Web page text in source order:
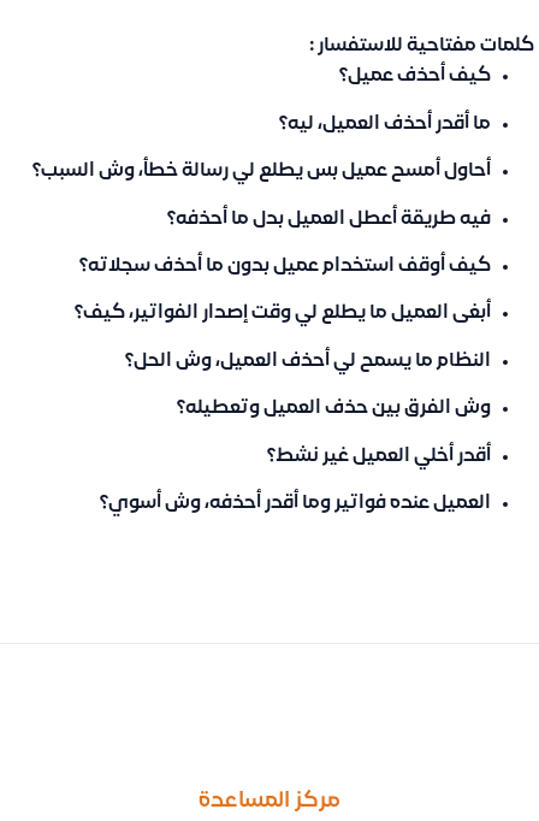
كلمات مفتاحية للاستفسار :
كيف أحذف عميل؟
ما أقدر أحذف العميل، ليه؟
أحاول أمسح عميل بس يطلع لي رسالة خطأ، وش السبب؟
فيه طريقة أعطل العميل بدل ما أحذفه؟
كيف أوقف استخدام عميل بدون ما أحذف سجلاته؟
أبغى العميل ما يطلع لي وقت إصدار الفواتير، كيف؟
النظام ما يسمح لي أحذف العميل، وش الحل؟
وش الفرق بين حذف العميل وتعطيله؟
أقدر أخلي العميل غير نشط؟
العميل عنده فواتير وما أقدر أحذفه، وش أسوي؟
مركز المساعدة